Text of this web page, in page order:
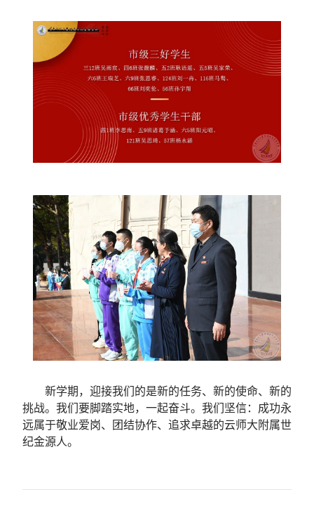
新学期，迎接我们的是新的任务、新的使命、新的
挑战。我们要脚踏实地，一起奋斗。我们坚信：成功永
远属于敬业爱岗、团结协作、追求卓越的云师大附属世
纪金源人。